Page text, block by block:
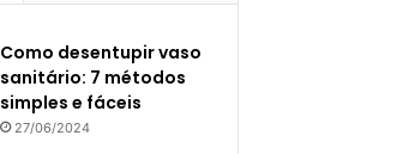
Como desentupir vaso
sanitário: 7 métodos
simples e fáceis
27/06/2024